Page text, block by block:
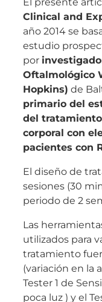
Clinical and
año 2014 se
estudio
por
Oftalmológico
Hopkins) de
primario del
del
corporal con
pacientes con
El diseño de
sesiones (30
periodo de 2
Las
utilizados para
tratamiento
(variación en la
Tester 1 de
poca luz ) y el